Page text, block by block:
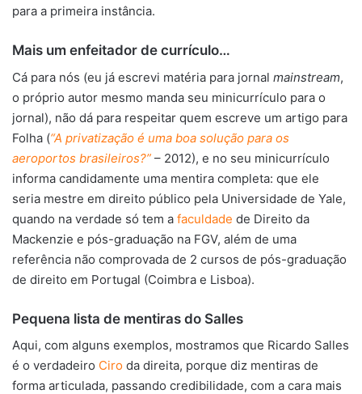
para a primeira instância.
Mais um enfeitador de currículo…
Cá para nós (eu já escrevi matéria para jornal mainstream,
o próprio autor mesmo manda seu minicurrículo para o
jornal), não dá para respeitar quem escreve um artigo para
Folha (“A privatização é uma boa solução para os
aeroportos brasileiros?” – 2012), e no seu minicurrículo
informa candidamente uma mentira completa: que ele
seria mestre em direito público pela Universidade de Yale,
quando na verdade só tem a faculdade de Direito da
Mackenzie e pós-graduação na FGV, além de uma
referência não comprovada de 2 cursos de pós-graduação
de direito em Portugal (Coimbra e Lisboa).
Pequena lista de mentiras do Salles
Aqui, com alguns exemplos, mostramos que Ricardo Salles
é o verdadeiro Ciro da direita, porque diz mentiras de
forma articulada, passando credibilidade, com a cara mais